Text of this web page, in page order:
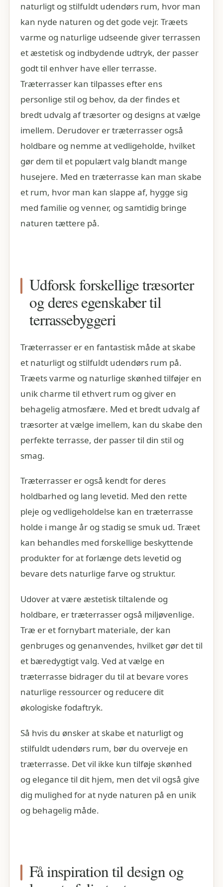
naturligt og stilfuldt udendørs rum, hvor man
kan nyde naturen og det gode vejr. Træets
varme og naturlige udseende giver terrassen
et æstetisk og indbydende udtryk, der passer
godt til enhver have eller terrasse.
Træterrasser kan tilpasses efter ens
personlige stil og behov, da der findes et
bredt udvalg af træsorter og designs at vælge
imellem. Derudover er træterrasser også
holdbare og nemme at vedligeholde, hvilket
gør dem til et populært valg blandt mange
husejere. Med en træterrasse kan man skabe
et rum, hvor man kan slappe af, hygge sig
med familie og venner, og samtidig bringe
naturen tættere på.
Udforsk forskellige træsorter
og deres egenskaber til
terrassebyggeri
Træterrasser er en fantastisk måde at skabe
et naturligt og stilfuldt udendørs rum på.
Træets varme og naturlige skønhed tilføjer en
unik charme til ethvert rum og giver en
behagelig atmosfære. Med et bredt udvalg af
træsorter at vælge imellem, kan du skabe den
perfekte terrasse, der passer til din stil og
smag.
Træterrasser er også kendt for deres
holdbarhed og lang levetid. Med den rette
pleje og vedligeholdelse kan en træterrasse
holde i mange år og stadig se smuk ud. Træet
kan behandles med forskellige beskyttende
produkter for at forlænge dets levetid og
bevare dets naturlige farve og struktur.
Udover at være æstetisk tiltalende og
holdbare, er træterrasser også miljøvenlige.
Træ er et fornybart materiale, der kan
genbruges og genanvendes, hvilket gør det til
et bæredygtigt valg. Ved at vælge en
træterrasse bidrager du til at bevare vores
naturlige ressourcer og reducere dit
økologiske fodaftryk.
Så hvis du ønsker at skabe et naturligt og
stilfuldt udendørs rum, bør du overveje en
træterrasse. Det vil ikke kun tilføje skønhed
og elegance til dit hjem, men det vil også give
dig mulighed for at nyde naturen på en unik
og behagelig måde.
Få inspiration til design og